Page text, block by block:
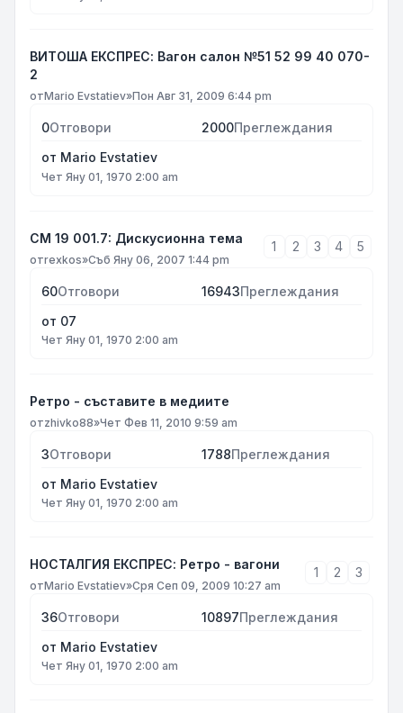
ВИТОША ЕКСПРЕС: Вагон салон №51 52 99 40 070-
2
отMario Evstatiev»Пон Авг 31, 2009 6:44 pm
0Отговори 2000Преглеждания
от Mario Evstatiev
Чет Яну 01, 1970 2:00 am
СМ 19 001.7: Дискусионна тема
отrexkos»Съб Яну 06, 2007 1:44 pm
1 2 3 4 5
60Отговори 16943Преглеждания
от 07
Чет Яну 01, 1970 2:00 am
Ретро - съставите в медиите
отzhivko88»Чет Фев 11, 2010 9:59 am
3Отговори 1788Преглеждания
от Mario Evstatiev
Чет Яну 01, 1970 2:00 am
НОСТАЛГИЯ ЕКСПРЕС: Ретро - вагони
отMario Evstatiev»Сря Сеп 09, 2009 10:27 am
1 2 3
36Отговори 10897Преглеждания
от Mario Evstatiev
Чет Яну 01, 1970 2:00 am